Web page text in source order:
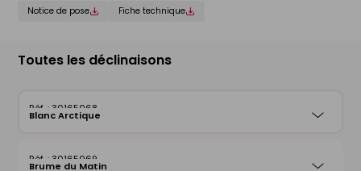
Notice de pose Fiche technique
Toutes les déclinaisons
30165068
Blanc Arctique
30165069
Brume du Matin